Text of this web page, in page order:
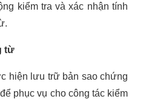
kiểm tra và xác nhận tính
từ
hiện lưu trữ bản sao chứng
phục vụ cho công tác kiểm